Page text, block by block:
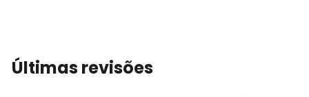
Últimas revisões